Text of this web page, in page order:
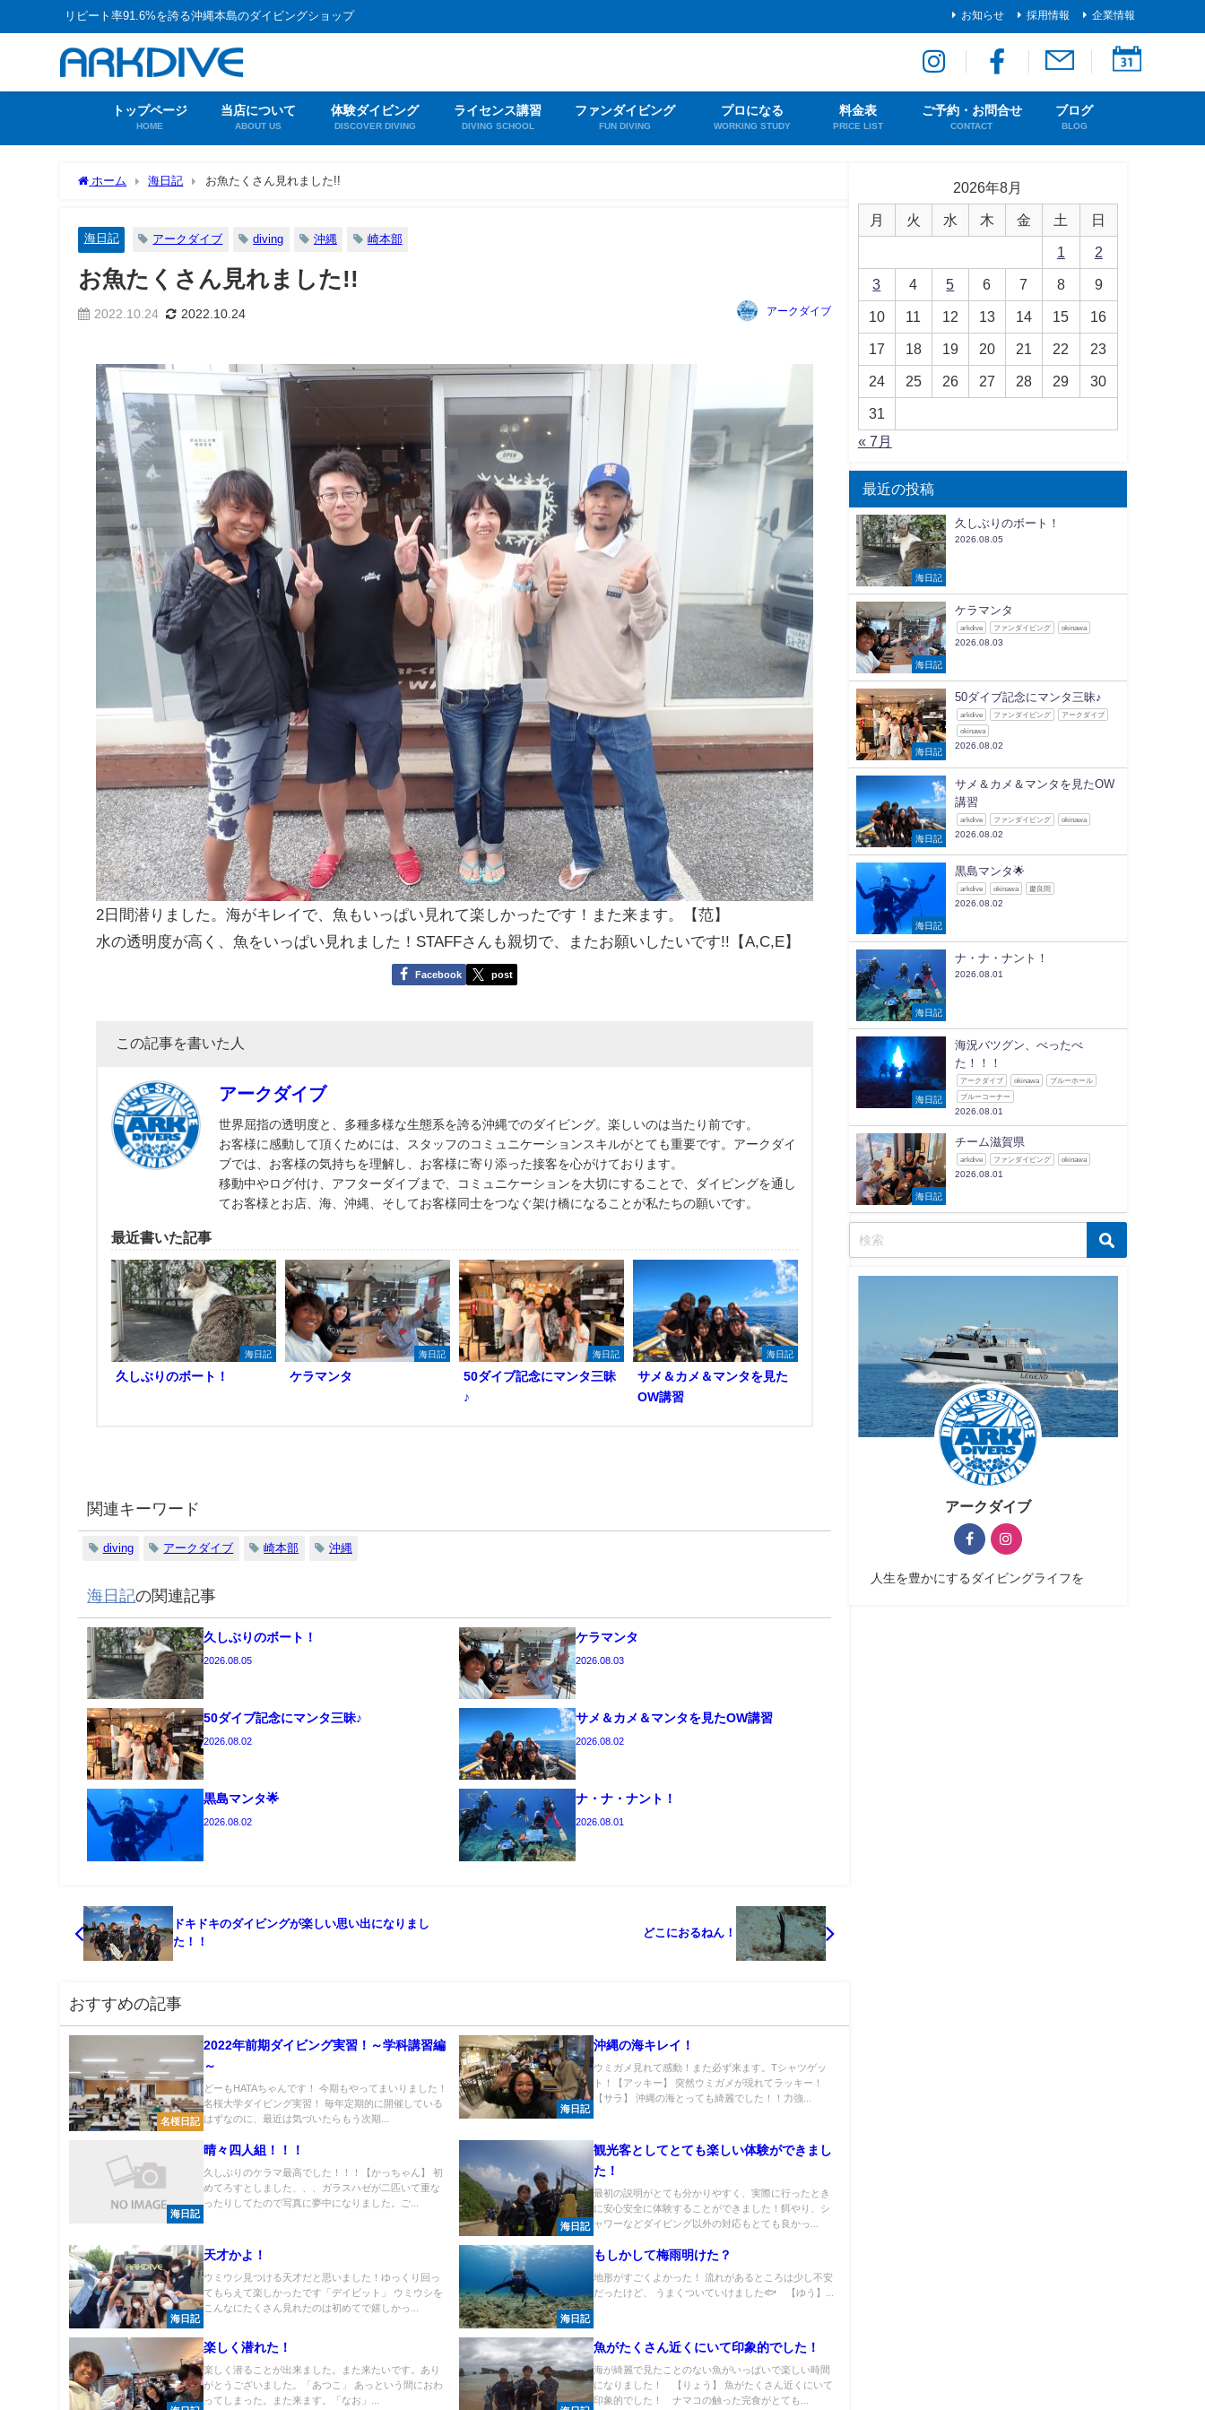
リピート率91.6%を誇る沖縄本島のダイビングショップ お知らせ 採用情報 企業情報
トップページ
HOME
当店について
ABOUT US
体験ダイビング
DISCOVER DIVING
ライセンス講習
DIVING SCHOOL
ファンダイビング
FUN DIVING
プロになる
WORKING STUDY
料金表
PRICE LIST
ご予約・お問合せ
CONTACT
ブログ
BLOG
ホーム 海日記 お魚たくさん見れました!!
海日記 アークダイブ diving 沖縄 崎本部
お魚たくさん見れました!!
2022.10.24 2022.10.24 アークダイブ
2日間潜りました。海がキレイで、魚もいっぱい見れて楽しかったです！また来ます。【范】
水の透明度が高く、魚をいっぱい見れました！STAFFさんも親切で、またお願いしたいです!!【A,C,E】
Facebook post
この記事を書いた人
アークダイブ
世界屈指の透明度と、多種多様な生態系を誇る沖縄でのダイビング。楽しいのは当たり前です。
お客様に感動して頂くためには、スタッフのコミュニケーションスキルがとても重要です。アークダイ
ブでは、お客様の気持ちを理解し、お客様に寄り添った接客を心がけております。
移動中やログ付け、アフターダイブまで、コミュニケーションを大切にすることで、ダイビングを通し
てお客様とお店、海、沖縄、そしてお客様同士をつなぐ架け橋になることが私たちの願いです。
最近書いた記事
海日記
久しぶりのボート！
海日記
ケラマンタ
海日記
50ダイブ記念にマンタ三昧
♪
海日記
サメ＆カメ＆マンタを見た
OW講習
関連キーワード
diving アークダイブ 崎本部 沖縄
海日記の関連記事
久しぶりのボート！
2026.08.05
ケラマンタ
2026.08.03
50ダイブ記念にマンタ三昧♪
2026.08.02
サメ＆カメ＆マンタを見たOW講習
2026.08.02
黒島マンタ🌟
2026.08.02
ナ・ナ・ナント！
2026.08.01
ドキドキのダイビングが楽しい思い出になりまし
た！！
どこにおるねん！
おすすめの記事
名桜日記
2022年前期ダイビング実習！～学科講習編
～
どーもHATAちゃんです！ 今期もやってまいりました！
名桜大学ダイビング実習！ 毎年定期的に開催している
はずなのに、最近は気づいたらもう次期...
海日記
沖縄の海キレイ！
ウミガメ見れて感動！また必ず来ます。Tシャツゲッ
ト！【アッキー】 突然ウミガメが現れてラッキー！
【サラ】 沖縄の海とっても綺麗でした！！力強...
海日記
晴々四人組！！！
久しぶりのケラマ最高でした！！！【かっちゃん】 初
めてろすとしました、、、ガラスハゼが二匹いて重な
ったりしてたので写真に夢中になりました。ご...
海日記
観光客としてとても楽しい体験ができまし
た！
最初の説明がとても分かりやすく、実際に行ったとき
に安心安全に体験することができました！餌やり、シ
ャワーなどダイビング以外の対応もとても良かっ...
海日記
天才かよ！
ウミウシ見つける天才だと思いました！ゆっくり回っ
てもらえて楽しかったです「デイビット」 ウミウシを
こんなにたくさん見れたのは初めてで嬉しかっ...
海日記
もしかして梅雨明けた？
地形がすごくよかった！ 流れがあるところは少し不安
だったけど、 うまくついていけました🐟 【ゆう】...
楽しく潜れた！
楽しく潜ることが出来ました。また来たいです。あり
がとうございました。「あつこ」 あっという間におわ
ってしまった。また来ます。「なお」...
魚がたくさん近くにいて印象的でした！
海が綺麗で見たことのない魚がいっぱいで楽しい時間
になりました！ 【りょう】 魚がたくさん近くにいて
印象的でした！ ナマコの触った完食がとても...
2026年8月
月 火 水 木 金 土 日
1 2
3 4 5 6 7 8 9
10 11 12 13 14 15 16
17 18 19 20 21 22 23
24 25 26 27 28 29 30
31
« 7月
最近の投稿
海日記
久しぶりのボート！
2026.08.05
海日記
ケラマンタ
arkdive ファンダイビング okinawa
2026.08.03
海日記
50ダイブ記念にマンタ三昧♪
arkdive ファンダイビング アークダイブ
okinawa
2026.08.02
海日記
サメ＆カメ＆マンタを見たOW
講習
arkdive ファンダイビング okinawa
2026.08.02
海日記
黒島マンタ🌟
arkdive okinawa 慶良間
2026.08.02
海日記
ナ・ナ・ナント！
2026.08.01
海日記
海況バツグン、べったべ
た！！！
アークダイブ okinawa ブルーホール
ブルーコーナー
2026.08.01
海日記
チーム滋賀県
arkdive ファンダイビング okinawa
2026.08.01
アークダイブ
人生を豊かにするダイビングライフを